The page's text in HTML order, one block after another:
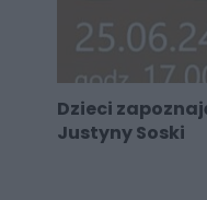
Dzieci
Justyny Soski